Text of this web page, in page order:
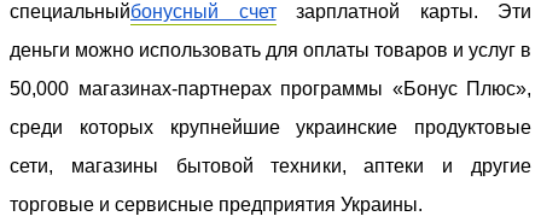
специальныйбонусный счетзарплатной карты. Эти
деньги можно использовать для оплаты товаров и услуг в
50,000 магазинах-партнерах программы «Бонус Плюс»,
среди которых крупнейшие украинские продуктовые
сети, магазины бытовой техники, аптеки и другие
торговые и сервисные предприятия Украины.